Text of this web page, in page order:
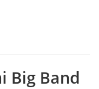
Big Band